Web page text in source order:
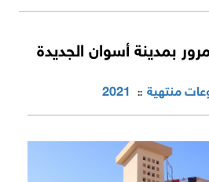
بمدينة أسوان الجديدة
2021 :: منتهية